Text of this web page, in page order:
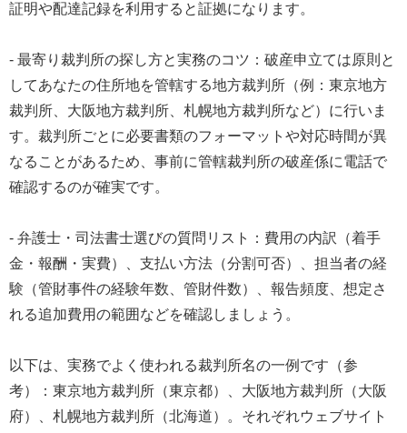
証明や配達記録を利用すると証拠になります。
- 最寄り裁判所の探し方と実務のコツ：破産申立ては原則と
してあなたの住所地を管轄する地方裁判所（例：東京地方
裁判所、大阪地方裁判所、札幌地方裁判所など）に行いま
す。裁判所ごとに必要書類のフォーマットや対応時間が異
なることがあるため、事前に管轄裁判所の破産係に電話で
確認するのが確実です。
- 弁護士・司法書士選びの質問リスト：費用の内訳（着手
金・報酬・実費）、支払い方法（分割可否）、担当者の経
験（管財事件の経験年数、管財件数）、報告頻度、想定さ
れる追加費用の範囲などを確認しましょう。
以下は、実務でよく使われる裁判所名の一例です（参
考）：東京地方裁判所（東京都）、大阪地方裁判所（大阪
府）、札幌地方裁判所（北海道）。それぞれウェブサイト